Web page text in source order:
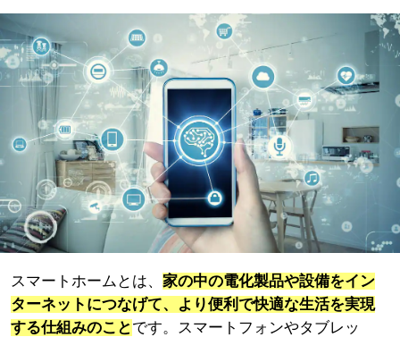
スマートホームとは、 家の中の電化製品や設備をイン
ターネットにつなげて、より便利で快適な生活を実現
する仕組みのことです。スマートフォンやタブレッ